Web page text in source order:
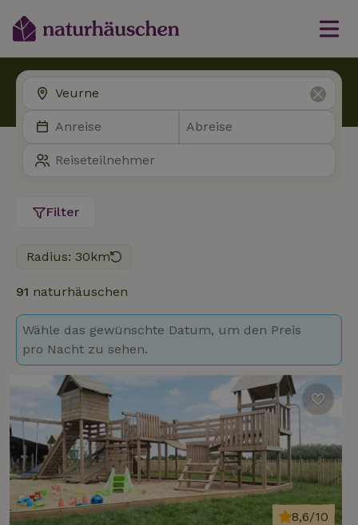
Filter
Radius: 30km
91 naturhäuschen
Wähle das gewünschte Datum, um den Preis
pro Nacht zu sehen.
8,6/10